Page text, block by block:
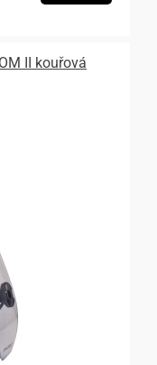
II kouřová